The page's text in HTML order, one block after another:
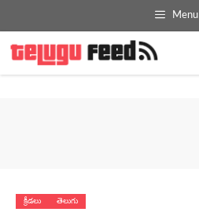
Menu
క్రీడలు తెలుగు